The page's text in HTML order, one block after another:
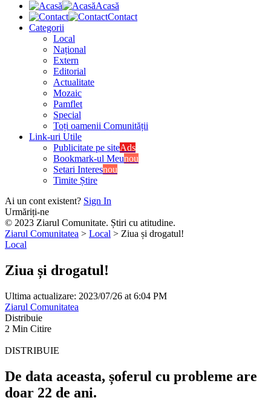
Acasă
Contact
Categorii
Local
Național
Extern
Editorial
Actualitate
Mozaic
Pamflet
Special
Toți oamenii Comunității
Link-uri Utile
Publicitate pe siteAds
Bookmark-ul Meunou
Setari Interesnou
Timite Știre
Ai un cont existent? Sign In
Urmăriți-ne
© 2023 Ziarul Comunitate. Știri cu atitudine.
Ziarul Comunitatea > Local > Ziua și drogatul!
Local
Ziua și drogatul!
Ultima actualizare: 2023/07/26 at 6:04 PM
Ziarul Comunitatea
Distribuie
2 Min Citire
DISTRIBUIE
De data aceasta, șoferul cu probleme are
doar 22 de ani.